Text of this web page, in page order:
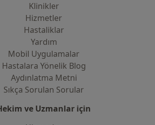
Klinikler
Hizmetler
Hastaliklar
Yardım
Mobil Uygulamalar
Hastalara Yönelik Blog
Aydınlatma Metni
Sıkça Sorulan Sorular
ve Uzmanlar için